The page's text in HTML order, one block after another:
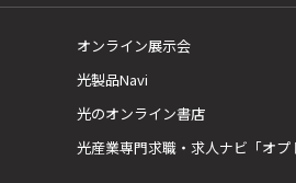
オンライン展示会
光製品Navi
光のオンライン書店
光産業専門求職・求人ナビ「オプ